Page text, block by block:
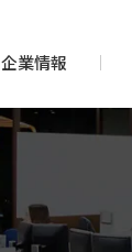
企業情報